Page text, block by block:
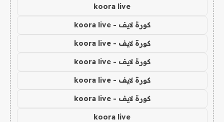
koora live
كورة لايف - koora live
كورة لايف - koora live
كورة لايف - koora live
كورة لايف - koora live
كورة لايف - koora live
koora live